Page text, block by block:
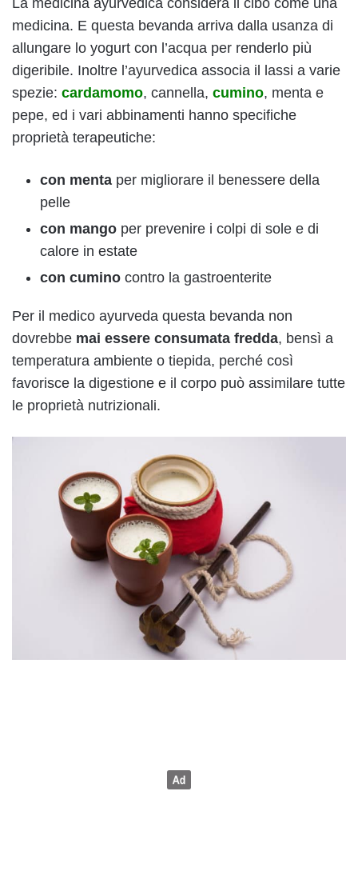
La medicina ayurvedica considera il cibo come una
medicina. E questa bevanda arriva dalla usanza di
allungare lo yogurt con l’acqua per renderlo più
digeribile. Inoltre l’ayurvedica associa il lassi a varie
spezie: cardamomo, cannella, cumino, menta e
pepe, ed i vari abbinamenti hanno specifiche
proprietà terapeutiche:
con menta per migliorare il benessere della
pelle
con mango per prevenire i colpi di sole e di
calore in estate
con cumino contro la gastroenterite
Per il medico ayurveda questa bevanda non
dovrebbe mai essere consumata fredda, bensì a
temperatura ambiente o tiepida, perché così
favorisce la digestione e il corpo può assimilare tutte
le proprietà nutrizionali.